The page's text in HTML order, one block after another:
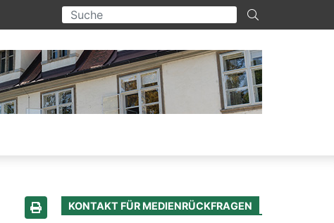
Seite drucken
KONTAKT FÜR MEDIENRÜCKFRAGEN